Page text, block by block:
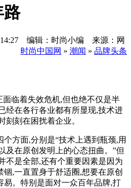
路
14:27 编辑：时尚小编 来源：网
时尚中国网 » 潮闻 » 品牌头条
面临着失效危机,但也绝不仅是半
经在各行各业都有所显现,技术进
刻刻在困扰着企业。
方面,分别是“技术上遇到瓶颈,用
及在原创发明上的心态扭曲。”但
不是全部,还有个重要因素是因为
,一直置身于舒适圈,想要在原创
易。特别是面对一众百年品牌,打